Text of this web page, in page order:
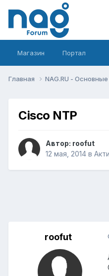
Магазин Портал
Главная NAG.RU -
Cisco NTP
Автор: roofut
12 мая, 2014 в
roofut